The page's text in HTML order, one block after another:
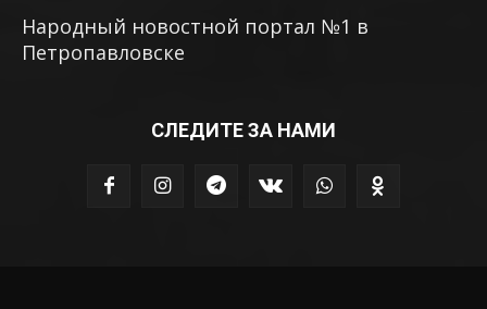
Народный новостной портал №1 в
Петропавловске
СЛЕДИТЕ ЗА НАМИ